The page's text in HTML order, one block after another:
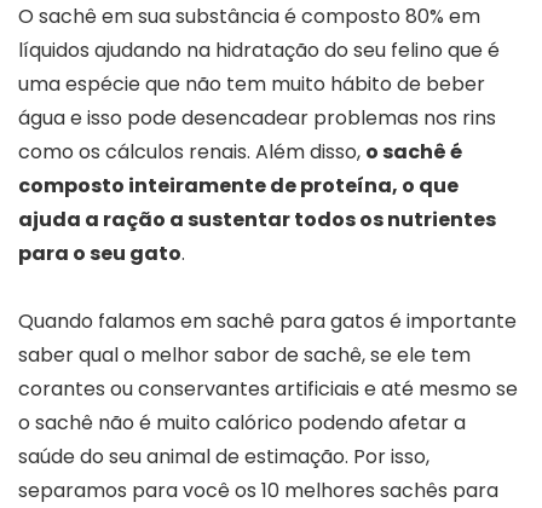
O sachê em sua substância é composto 80% em
líquidos ajudando na hidratação do seu felino que é
uma espécie que não tem muito hábito de beber
água e isso pode desencadear problemas nos rins
como os cálculos renais. Além disso, o sachê é
composto inteiramente de proteína, o que
ajuda a ração a sustentar todos os nutrientes
para o seu gato.
Quando falamos em sachê para gatos é importante
saber qual o melhor sabor de sachê, se ele tem
corantes ou conservantes artificiais e até mesmo se
o sachê não é muito calórico podendo afetar a
saúde do seu animal de estimação. Por isso,
separamos para você os 10 melhores sachês para